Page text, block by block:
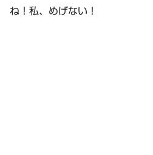
ね！私、めげない！